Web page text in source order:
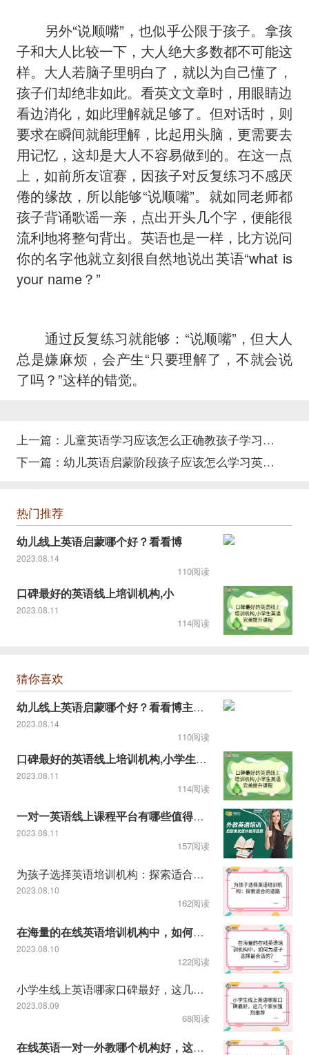
另外“说顺嘴”，也似乎公限于孩子。拿孩
子和大人比较一下，大人绝大多数都不可能这
样。大人若脑子里明白了，就以为自己懂了，
孩子们却绝非如此。看英文文章时，用眼睛边
看边消化，如此理解就足够了。但对话时，则
要求在瞬间就能理解，比起用头脑，更需要去
用记忆，这却是大人不容易做到的。在这一点
上，如前所友谊赛，因孩子对反复练习不感厌
倦的缘故，所以能够“说顺嘴”。就如同老师都
孩子背诵歌谣一亲，点出开头几个字，便能很
流利地将整句背出。英语也是一样，比方说问
你的名字他就立刻很自然地说出英语“what is
your name？”
通过反复练习就能够：“说顺嘴”，但大人
总是嫌麻烦，会产生“只要理解了，不就会说
了吗？”这样的错觉。
上一篇：
儿童英语学习应该怎么正确教孩子学习英语？
下一篇：
幼儿英语启蒙阶段孩子应该怎么学习英语？
热门推荐
幼儿线上英语启蒙哪个好？看看博
2023.08.14
110阅读
口碑最好的英语线上培训机构,小
2023.08.11
114阅读
猜你喜欢
幼儿线上英语启蒙哪个好？看看博主推荐的！
2023.08.14
110阅读
口碑最好的英语线上培训机构,小学生英语完美提升课程
2023.08.11
114阅读
一对一英语线上课程平台有哪些值得推荐
2023.08.11
157阅读
为孩子选择英语培训机构：探索适合的道路
2023.08.10
162阅读
在海量的在线英语培训机构中，如何为孩子选择最合适的？
2023.08.10
122阅读
小学生线上英语哪家口碑最好，这几个家长强烈推荐
2023.08.09
68阅读
在线英语一对一外教哪个机构好，这几家值得家长信赖